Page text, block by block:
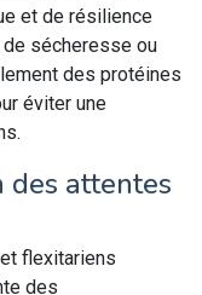
et de résilience
sécheresse ou
des protéines
éviter une
des attentes
flexitariens
des